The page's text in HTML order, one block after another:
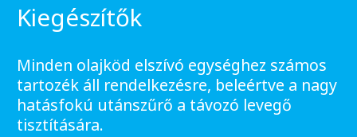
Kiegészítők
Minden olajköd elszívó egységhez számos
tartozék áll rendelkezésre, beleértve a nagy
hatásfokú utánszűrő a távozó levegő
tisztítására.